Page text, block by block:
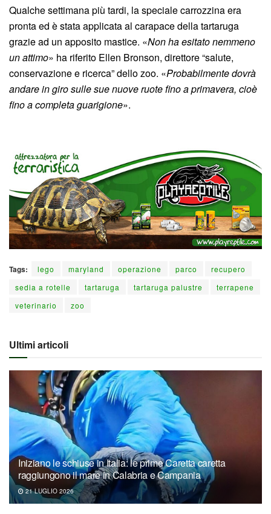
Qualche settimana più tardi, la speciale carrozzina era
pronta ed è stata applicata al carapace della tartaruga
grazie ad un apposito mastice. «Non ha esitato nemmeno
un attimo» ha riferito Ellen Bronson, direttore “salute,
conservazione e ricerca” dello zoo. «Probabilmente dovrà
andare in giro sulle sue nuove ruote fino a primavera, cioè
fino a completa guarigione».
Tags: lego maryland operazione parco
recupero
sedia a rotelle
tartaruga tartaruga palustre
terrapene
veterinario
zoo
Ultimi articoli
Iniziano le schiuse in Italia: le prime Caretta caretta
raggiungono il mare in Calabria e Campania
21 LUGLIO 2026